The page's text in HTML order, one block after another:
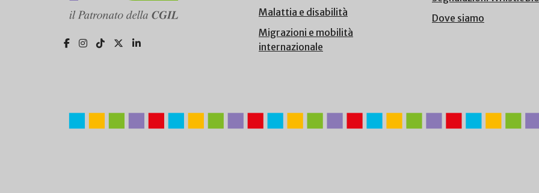
Malattia e disabilità
Migrazioni e mobilità
internazionale
Dove siamo